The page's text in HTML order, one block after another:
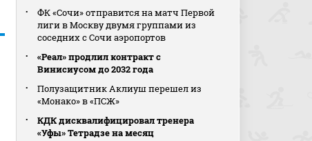
ФК «Сочи» отправится на матч Первой
лиги в Москву двумя группами из
соседних с Сочи аэропортов
«Реал» продлил контракт с
Винисиусом до 2032 года
Полузащитник Аклиуш перешел из
«Монако» в «ПСЖ»
КДК дисквалифицировал тренера
«Уфы» Тетрадзе на месяц